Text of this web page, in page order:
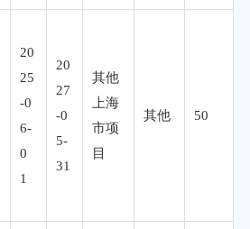
20
25
-0
6-
0
1
20
27
-0
5-
31
其他
上海
市项
目
其他 50